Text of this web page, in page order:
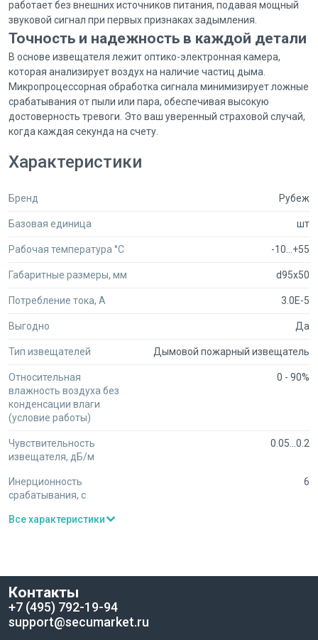
работает без внешних источников питания, подавая мощный
звуковой сигнал при первых признаках задымления.
Точность и надежность в каждой детали
В основе извещателя лежит оптико-электронная камера,
которая анализирует воздух на наличие частиц дыма.
Микропроцессорная обработка сигнала минимизирует ложные
срабатывания от пыли или пара, обеспечивая высокую
достоверность тревоги. Это ваш уверенный страховой случай,
когда каждая секунда на счету.
Secumarket
сотни поставщиков оборудования для безопасности. Мы
понимаем, что специалисты отрасли работают с оптовыми
Широкий профильный ассортимент: в каталоге более 450 000
Выгодные цены для юридических лиц: после регистрации
открываются оптовые условия от продавцов.
Сравнение предложений: вы видите цены и условия разных
поставщиков на одной странице, что упрощает закупки.
поможет согласовать индивидуальные условия с продавцом.
скидки на партию товара обратитесь в чат. Наш специалист
оперативно свяжется с продавцом по вашему запросу.
Характеристики
Бренд Рубеж
Базовая единица шт
Рабочая температура °C -10...+55
Габаритные размеры, мм d95x50
Потребление тока, А 3.0E-5
Выгодно Да
Тип извещателей Дымовой пожарный извещатель
Относительная
влажность воздуха без
конденсации влаги
(условие работы)
0 - 90%
Чувствительность
извещателя, дБ/м
0.05...0.2
Инерционность
срабатывания, с
6
Все характеристики
Контакты
+7 (495) 792-19-94
support@secumarket.ru